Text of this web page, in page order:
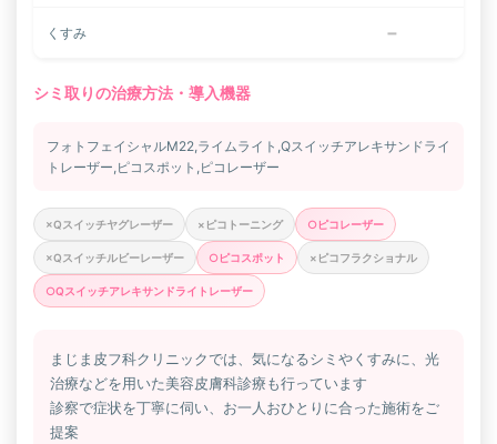
くすみ −
シミ取りの治療方法・導入機器
フォトフェイシャルM22,ライムライト,Qスイッチアレキサンドライ
トレーザー,ピコスポット,ピコレーザー
×Qスイッチヤグレーザー ×ピコトーニング ○ピコレーザー
×Qスイッチルビーレーザー ○ピコスポット ×ピコフラクショナル
○Qスイッチアレキサンドライトレーザー
まじま皮フ科クリニックでは、気になるシミやくすみに、光
治療などを用いた美容皮膚科診療も行っています
診察で症状を丁寧に伺い、お一人おひとりに合った施術をご
提案